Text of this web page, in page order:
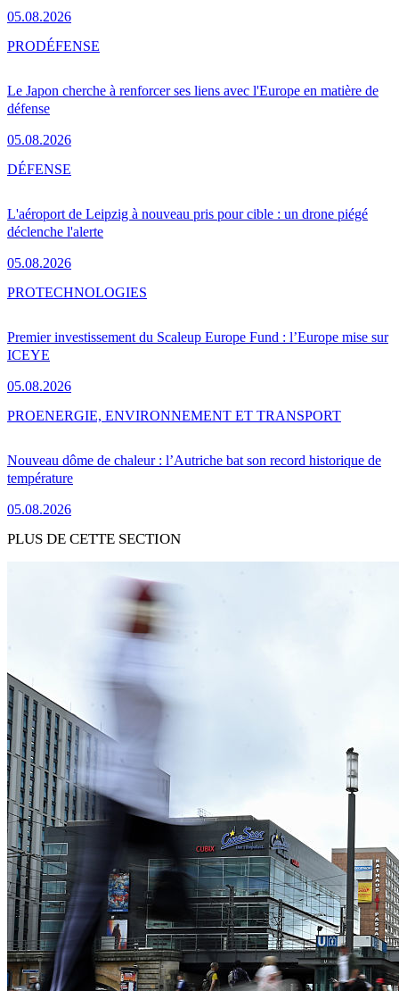
05.08.2026
Le Japon cherche à renforcer ses liens avec l'Europe en matière de
défense
05.08.2026
PRODÉFENSE
L'aéroport de Leipzig à nouveau pris pour cible : un drone piégé
déclenche l'alerte
05.08.2026
DÉFENSE
Premier investissement du Scaleup Europe Fund : l’Europe mise sur
ICEYE
05.08.2026
PROTECHNOLOGIES
Nouveau dôme de chaleur : l’Autriche bat son record historique de
température
05.08.2026
PROENERGIE, ENVIRONNEMENT ET TRANSPORT
PLUS DE CETTE SECTION